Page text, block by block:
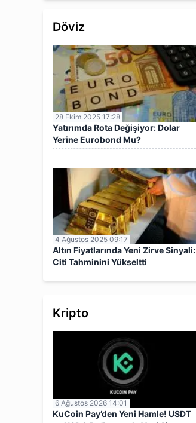
Döviz
28 Ekim 2025 17:28
Yatırımda Rota Değişiyor: Dolar
Yerine Eurobond Mu?
4 Ağustos 2025 09:17
Altın Fiyatlarında Yeni Zirve Sinyali:
Citi Tahminini Yükseltti
Kripto
6 Ağustos 2026 14:01
KuCoin Pay’den Yeni Hamle! USDT